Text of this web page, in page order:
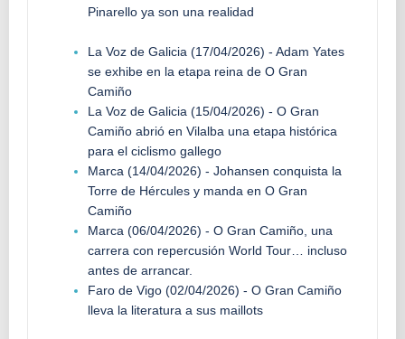
Pinarello ya son una realidad
La Voz de Galicia (17/04/2026) - Adam Yates
se exhibe en la etapa reina de O Gran
Camiño
La Voz de Galicia (15/04/2026) - O Gran
Camiño abrió en Vilalba una etapa histórica
para el ciclismo gallego
Marca (14/04/2026) - Johansen conquista la
Torre de Hércules y manda en O Gran
Camiño
Marca (06/04/2026) - O Gran Camiño, una
carrera con repercusión World Tour… incluso
antes de arrancar.
Faro de Vigo (02/04/2026) - O Gran Camiño
lleva la literatura a sus maillots